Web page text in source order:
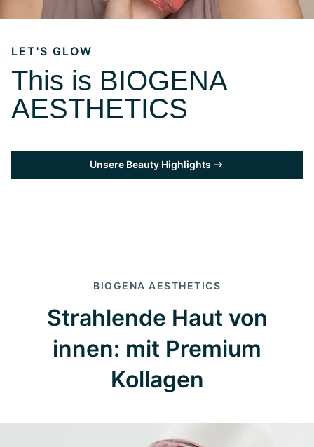
LET'S GLOW
This is BIOGENA
AESTHETICS
Unsere Beauty Highlights
BIOGENA AESTHETICS
Strahlende Haut von
innen: mit Premium
Kollagen